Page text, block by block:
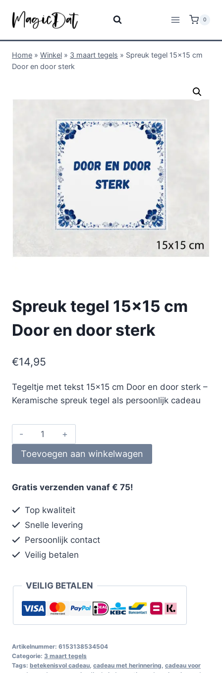
0
Home » Winkel » 3 maart tegels » Spreuk tegel 15×15 cm
Door en door sterk
Spreuk tegel 15×15 cm
Door en door sterk
€14,95
Tegeltje met tekst 15×15 cm Door en door sterk –
Keramische spreuk tegel als persoonlijk cadeau
Toevoegen aan winkelwagen
Gratis verzenden vanaf € 75!
Top kwaliteit
Snelle levering
Persoonlijk contact
Veilig betalen
VEILIG BETALEN
Artikelnummer: 6153138534504
Categorie: 3 maart tegels
Tags: betekenisvol cadeau cadeau met herinnering cadeau voor